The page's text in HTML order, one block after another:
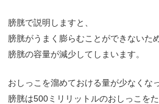
膀胱で説明しますと、
膀胱がうまく膨らむことができないため
膀胱の容量が減少してしまいます。
おしっこを溜めておける量が少なくな
膀胱は500ミリリットルのおしっこを